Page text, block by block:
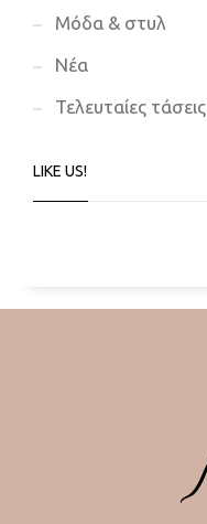
Μόδα & στυλ
Νέα
Τελευταίες τάσεις
LIKE US!